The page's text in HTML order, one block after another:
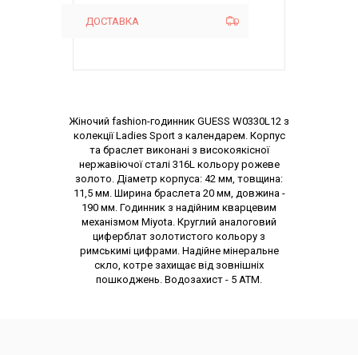
ДОСТАВКА
Опис товару
Жіночий fashion-годинник GUESS W0330L12 з
колекції Ladies Sport з календарем. Корпус
та браслет виконані з високоякісної
нержавіючої сталі 316L кольору рожеве
золото. Діаметр корпуса: 42 мм, товщина:
11,5 мм. Ширина браслета 20 мм, довжина -
190 мм. Годинник з надійним кварцевим
механізмом Miyota. Круглий аналоговий
циферблат золотистого кольору з
римськимі цифрами. Надійне мінеральне
скло, котре захищає від зовнішніх
пошкоджень. Водозахист - 5 АТМ.